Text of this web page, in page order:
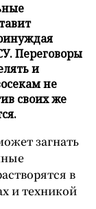
Переговоры
и
не
своих же
загнать
в
и техникой